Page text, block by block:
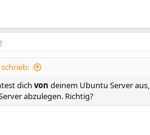
dich von deinem Ubuntu Server aus,
abzulegen. Richtig?